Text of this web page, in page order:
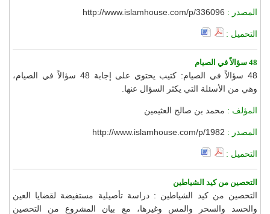
المصدر : http://www.islamhouse.com/p/336096
التحميل :
48 سؤالاً في الصيام
48 سؤالاً في الصيام: كتيب يحتوي على إجابة 48 سؤالاً في الصيام،
وهي من الأسئلة التي يكثر السؤال عنها.
المؤلف : محمد بن صالح العثيمين
المصدر : http://www.islamhouse.com/p/1982
التحميل :
التحصين من كيد الشياطين
التحصين من كيد الشياطين : دراسة تأصيلية مستفيضة لقضايا العين
والحسد والسحر والمس وغيرها، مع بيان المشروع من التحصين